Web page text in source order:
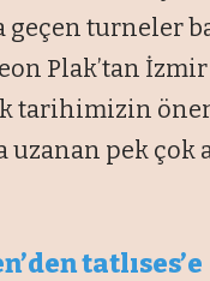
geçen turneler
Plak’tan İzmir
tarihimizin
uzanan pek çok
tatlıses’e